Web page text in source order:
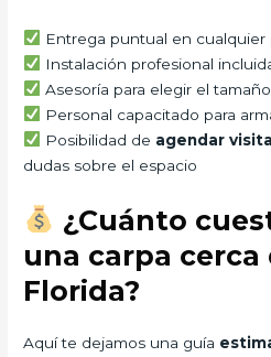
Entrega puntual en cualquier
Instalación profesional
Asesoría para elegir el
Personal capacitado para
Posibilidad de agendar
dudas sobre el espacio
¿Cuánto
una carpa cerca
Florida?
Aquí te dejamos una guía